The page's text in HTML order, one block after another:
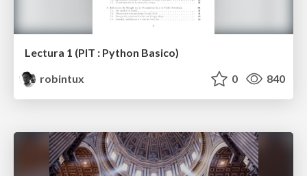
Lectura 1 (PIT : Python Basico)
robintux
0 840